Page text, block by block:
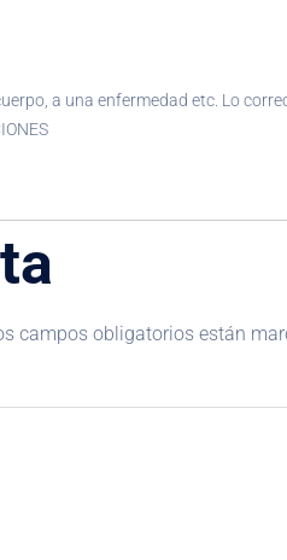
a una enfermedad etc. Lo
campos obligatorios están